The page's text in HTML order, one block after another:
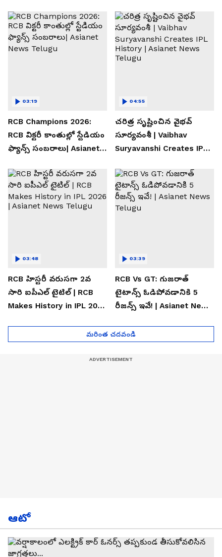
RCB Champions 2026:
RCB విక్టరీ కాంతుల్లో స్టేడియం
ఫ్యాన్స్ సంబరాలు| Asianet
03:19
చరిత్ర సృష్టించిన వైభవ్
సూర్యవంశీ | Vaibhav
Suryavanshi Creates IPL
Telugu
04:55
RCB హిస్టరీ వరుసగా 2వ
సారి ఐపీఎల్ టైటిల్ | RCB
Makes History in IPL 2026
03:48
RCB Vs GT: గుజరాత్
టైటాన్స్ ఓడిపోవడానికి 5
రీజన్స్ ఇవే! | Asianet News
03:39
మరింత చదవండి
ఆటో